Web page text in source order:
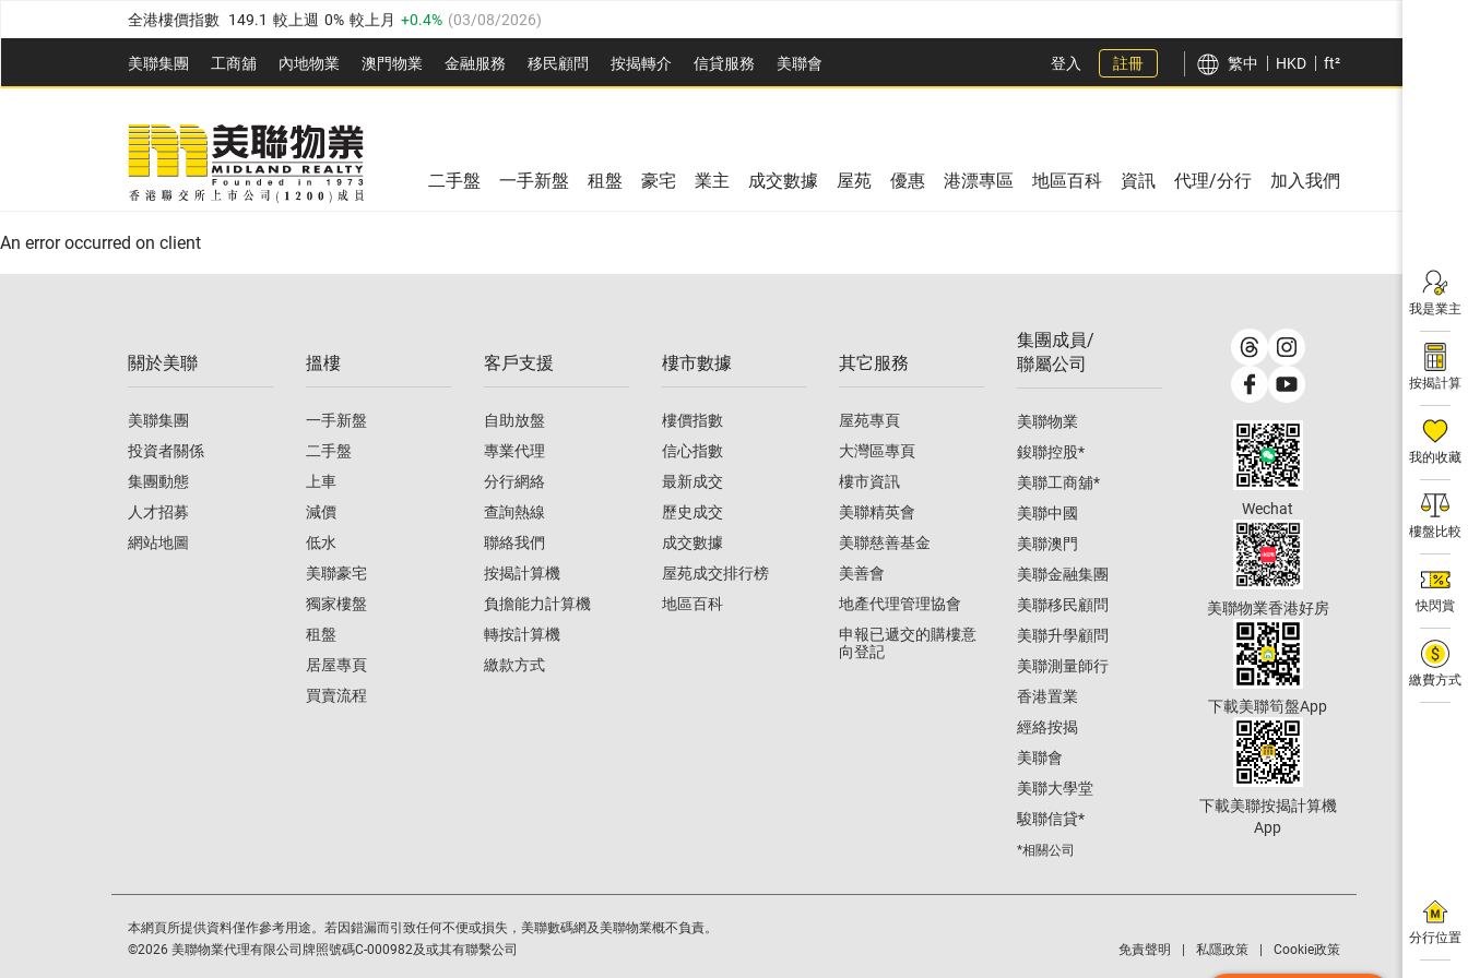
全港樓價指數 149.1 較上週 0% 較上月 0.4% (03/08/2026)
港島樓價指數 157.4 較上週 -0.3% 較上月 -0.8% (03/08/2026)
九龍樓價指數 156.4 較上週 -0.1% 較上月 0.3% (03/08/2026)
新界樓價指數 134.8 較上週 0.1%
美聯信心指數 77.1 較上週 0.7% 較上月 ( 03/08/2026
美聯集團 工商舖 內地物業 澳門物業 金融服務 移民顧問 按揭轉介 信貸服務 美聯會
全港樓價指數 149.1 較上週 0% 較上月
美聯信心指數 較上週 0.7% 03/08/2026)
登入 註冊 繁中 HKD ft²
我是業主
按揭計算
我的收藏
樓盤比較
快閃賞
繳費方式
分行位置
二手盤 一手新盤 租盤 豪宅 業主 成交數據 屋苑 優惠 港漂專區 地區百科 資訊 代理/分行 加入我們
An error occurred on client
關於美聯
美聯集團
投資者關係
集團動態
人才招募
網站地圖
搵樓
一手新盤
二手盤
上車
減價
低水
美聯豪宅
獨家樓盤
租盤
居屋專頁
買賣流程
客戶支援
自助放盤
專業代理
分行網絡
查詢熱線
聯絡我們
按揭計算機
負擔能力計算機
轉按計算機
繳款方式
樓市數據
樓價指數
信心指數
最新成交
歷史成交
成交數據
屋苑成交排行榜
地區百科
其它服務
屋苑專頁
大灣區專頁
樓市資訊
美聯精英會
美聯慈善基金
美善會
地產代理管理協會
申報已遞交的購樓意
向登記
集團成員/
聯屬公司
美聯物業
鋑聯控股*
美聯工商舖*
美聯中國
美聯澳門
美聯金融集團
美聯移民顧問
美聯升學顧問
美聯測量師行
香港置業
經絡按揭
美聯會
美聯大學堂
駿聯信貸*
*相關公司
Wechat
美聯物業香港好房
下載美聯筍盤App
下載美聯按揭計算機
App
本網頁所提供資料僅作參考用途。若因錯漏而引致任何不便或損失，美聯數碼網及美聯物業概不負責。
©2026 美聯物業代理有限公司牌照號碼C-000982及或其有聯繫公司 免責聲明 私隱政策 Cookie政策